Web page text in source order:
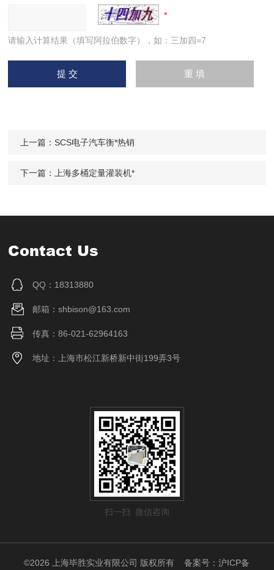
请输入计算结果（填写阿拉伯数字），如：三加四=7
上一篇： SCS电子汽车衡*热销
下一篇： 上海多桶定量灌装机*
Contact Us
QQ：18313880
邮箱：shbison@163.com
传真：86-021-62964163
地址：上海市松江新桥新中街199弄3号
扫一扫 微信咨询
©2026 上海毕胜实业有限公司 版权所有备案号：沪ICP备